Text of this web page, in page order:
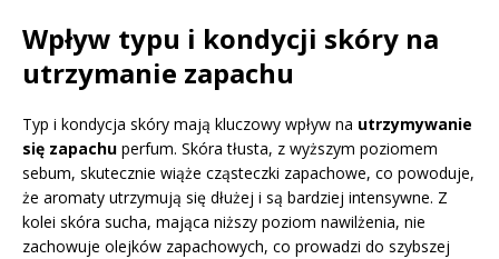
Wpływ typu i kondycji skóry na
utrzymanie zapachu
Typ i kondycja skóry mają kluczowy wpływ na utrzymywanie
się zapachu perfum. Skóra tłusta, z wyższym poziomem
sebum, skutecznie wiąże cząsteczki zapachowe, co powoduje,
że aromaty utrzymują się dłużej i są bardziej intensywne. Z
kolei skóra sucha, mająca niższy poziom nawilżenia, nie
zachowuje olejków zapachowych, co prowadzi do szybszej